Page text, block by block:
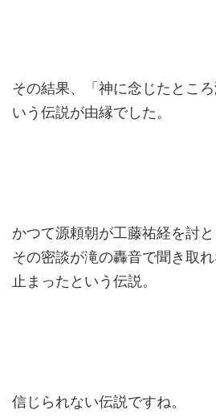
その結果、「神に念じたとこ
いう伝説が由縁でした。
かつて源頼朝が工藤祐経を討と
その密談が滝の轟音で聞き取
止まったという伝説。
信じられない伝説ですね。